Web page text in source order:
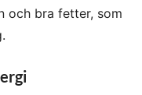
och bra fetter, som